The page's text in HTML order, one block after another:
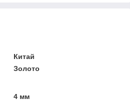
Китай
Золото
4 мм